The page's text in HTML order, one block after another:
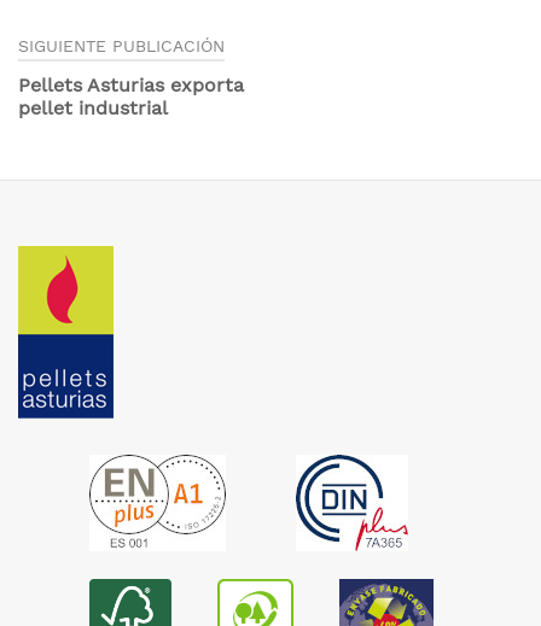
SIGUIENTE PUBLICACIÓN
Pellets Asturias exporta
pellet industrial